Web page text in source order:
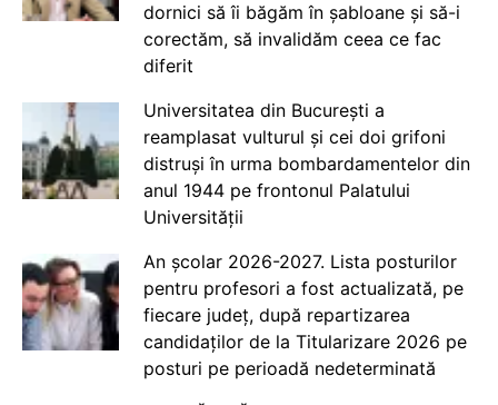
dornici să îi băgăm în șabloane și să-i
corectăm, să invalidăm ceea ce fac
diferit
Universitatea din București a
reamplasat vulturul și cei doi grifoni
distruși în urma bombardamentelor din
anul 1944 pe frontonul Palatului
Universității
An școlar 2026-2027. Lista posturilor
pentru profesori a fost actualizată, pe
fiecare județ, după repartizarea
candidaților de la Titularizare 2026 pe
posturi pe perioadă nedeterminată